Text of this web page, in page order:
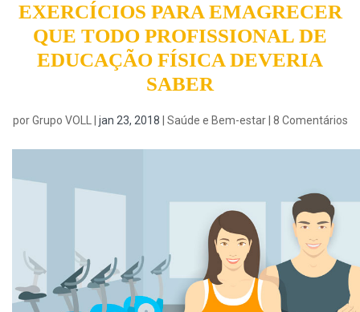
EXERCÍCIOS PARA EMAGRECER
QUE TODO PROFISSIONAL DE
EDUCAÇÃO FÍSICA DEVERIA
SABER
porGrupo VOLL| jan 23, 2018 Saúde e Bem-estar| 8 Comentários